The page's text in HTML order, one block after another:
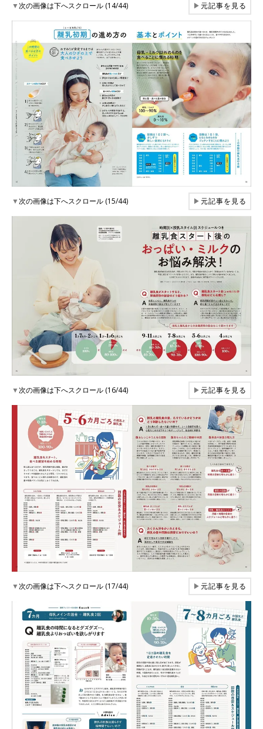
▼次の画像は下へスクロール (14/44) ▶元記事を見る
▼次の画像は下へスクロール (15/44) ▶元記事を見る
▼次の画像は下へスクロール (16/44) ▶元記事を見る
▼次の画像は下へスクロール (17/44) ▶元記事を見る